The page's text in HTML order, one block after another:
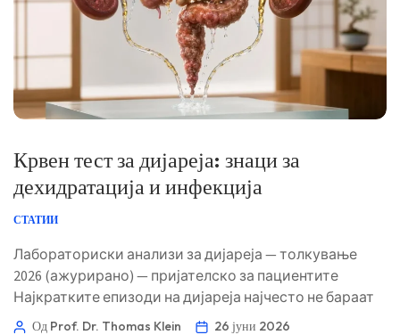
Крвен тест за дијареја: знаци за
дехидратација и инфекција
СТАТИИ
Лабораториски анализи за дијареја — толкување
2026 (ажурирано) — пријателско за пациентите
Најкратките епизоди на дијареја најчесто не бараат
лабораториски анализи. Крвните тестови стануваат
Од Prof. Dr. Thomas Klein
26 јуни 2026